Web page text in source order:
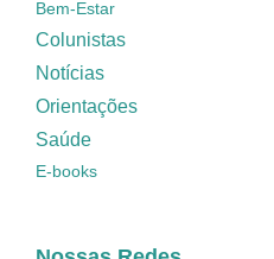
Bem-Estar
Colunistas
Notícias
Orientações
Saúde
E-books